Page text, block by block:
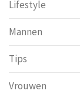
Lifestyle
Mannen
Tips
Vrouwen